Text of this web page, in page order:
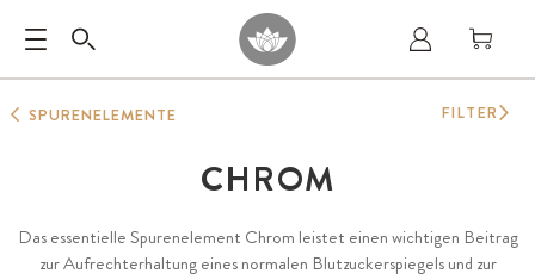
SPURENELEMENTE
CHROM
Das essentielle Spurenelement Chrom leistet einen wichtigen Beitrag
zur Aufrechterhaltung eines normalen Blutzuckerspiegels und zur
FILTER